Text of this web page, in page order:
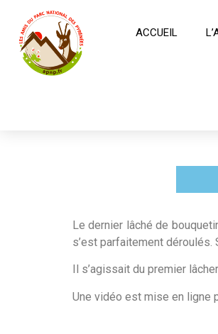
ACCUEIL
Le dernier lâché de
s’est parfaitement déroulés.
Il s’agissait du premier
Une vidéo est mise en ligne